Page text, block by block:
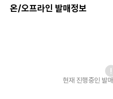
온/오프라인 발매정보
현재 진행중인 발매